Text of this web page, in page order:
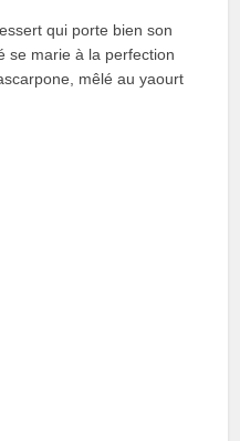
qui porte bien son
se marie à la perfection
mêlé au yaourt